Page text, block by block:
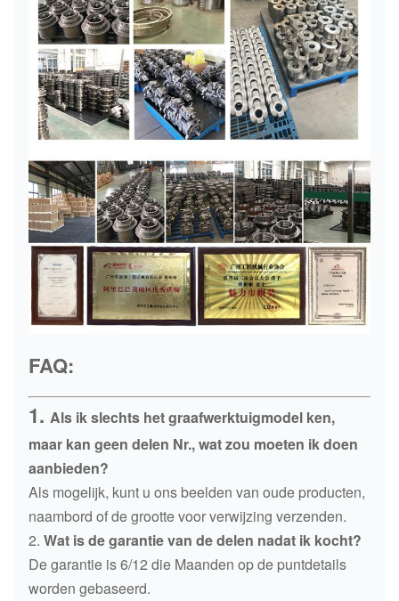
FAQ:
1. Als ik slechts het graafwerktuigmodel ken,
maar kan geen delen Nr., wat zou moeten ik doen
aanbieden?
Als mogelijk, kunt u ons beelden van oude producten,
naambord of de grootte voor verwijzing verzenden.
2. Wat is de garantie van de delen nadat ik kocht?
De garantie is 6/12 die Maanden op de puntdetails
worden gebaseerd.